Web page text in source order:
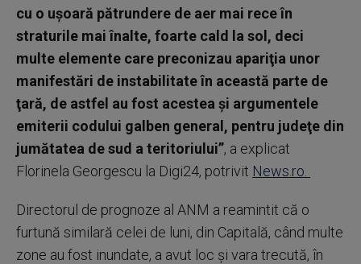
cu o uşoară pătrundere de aer mai rece în
straturile mai înalte, foarte cald la sol, deci
multe elemente care preconizau apariţia unor
manifestări de instabilitate în această parte de
ţară, de astfel au fost acestea şi argumentele
emiterii codului galben general, pentru judeţe din
jumătatea de sud a teritoriului”, a explicat
Florinela Georgescu la Digi24, potrivit News.ro.
Directorul de prognoze al ANM a reamintit că o
furtună similară celei de luni, din Capitală, când multe
zone au fost inundate, a avut loc şi vara trecută, în